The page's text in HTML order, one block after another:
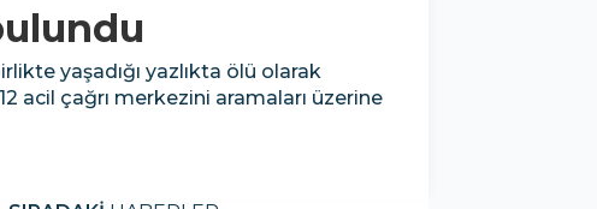
yaşadığı yazlıkta ölü olarak
acil çağrı merkezini aramaları üzerine